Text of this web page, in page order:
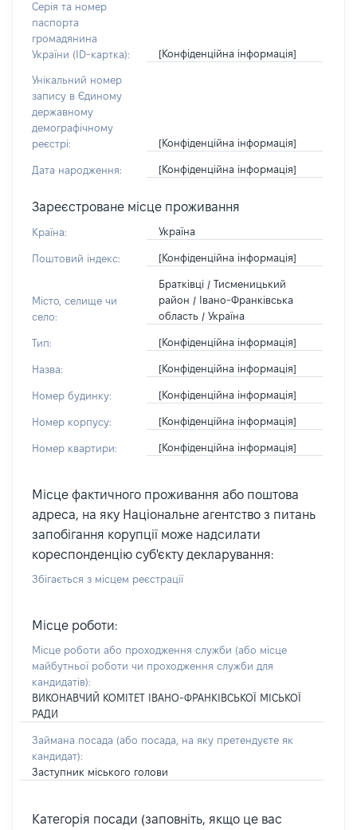
Серія та номер
паспорта
громадянина
України (ID-картка):
[Конфіденційна інформація]
Унікальний номер
запису в Єдиному
державному
демографічному
реєстрі:
[Конфіденційна інформація]
Дата народження: [Конфіденційна інформація]
Зареєстроване місце проживання
Країна: Україна
Поштовий індекс: [Конфіденційна інформація]
Місто, селище чи
село:
Братківці / Тисменицький
район / Івано-Франківська
область / Україна
Тип: [Конфіденційна інформація]
Назва: [Конфіденційна інформація]
Номер будинку: [Конфіденційна інформація]
Номер корпусу: [Конфіденційна інформація]
Номер квартири: [Конфіденційна інформація]
Місце фактичного проживання або поштова
адреса, на яку Національне агентство з питань
запобігання корупції може надсилати
кореспонденцію суб'єкту декларування:
Збігається з місцем реєстрації
Місце роботи:
Місце роботи або проходження служби (або місце
майбутньої роботи чи проходження служби для
кандидатів):
ВИКОНАВЧИЙ КОМІТЕТ ІВАНО-ФРАНКІВСЬКОЇ МІСЬКОЇ
РАДИ
Займана посада (або посада, на яку претендуєте як
кандидат):
Заступник міського голови
Категорія посади (заповніть, якщо це вас